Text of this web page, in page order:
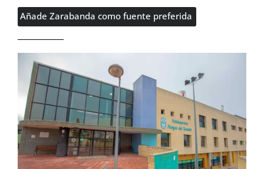
Añade Zarabanda como fuente preferida